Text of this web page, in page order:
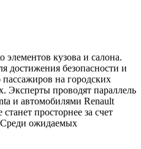
элементов кузова и салона.
достижения безопасности и
на городских
Эксперты проводят параллель
и автомобилями Renault
просторнее за счет
Среди ожидаемых